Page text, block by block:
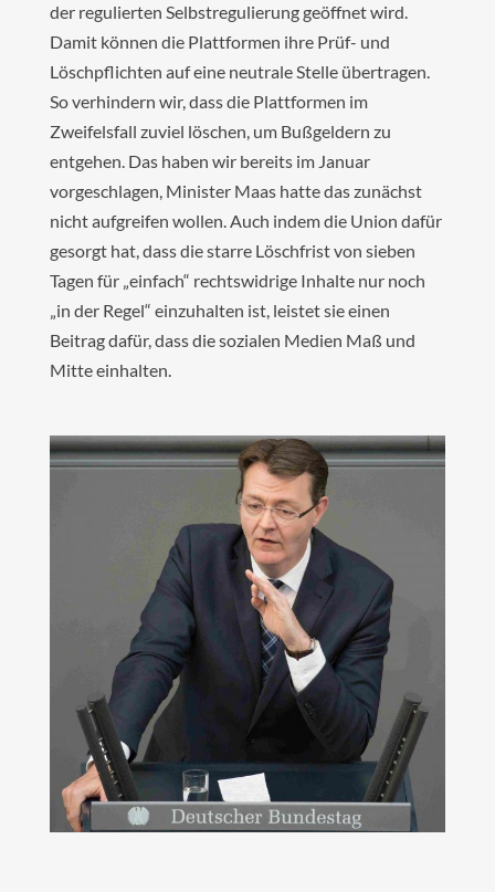
der regulierten Selbstregulierung geöffnet wird.
Damit können die Plattformen ihre Prüf- und
Löschpflichten auf eine neutrale Stelle übertragen.
So verhindern wir, dass die Plattformen im
Zweifelsfall zuviel löschen, um Bußgeldern zu
entgehen. Das haben wir bereits im Januar
vorgeschlagen, Minister Maas hatte das zunächst
nicht aufgreifen wollen. Auch indem die Union dafür
gesorgt hat, dass die starre Löschfrist von sieben
Tagen für „einfach“ rechtswidrige Inhalte nur noch
„in der Regel“ einzuhalten ist, leistet sie einen
Beitrag dafür, dass die sozialen Medien Maß und
Mitte einhalten.